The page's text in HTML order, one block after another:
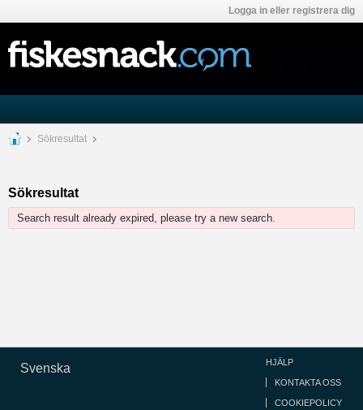
Logga in eller registrera dig
Sökresultat
Sökresultat
Search result already expired, please try a new search.
Svenska HJÄLP
KONTAKTA OSS
COOKIEPOLICY